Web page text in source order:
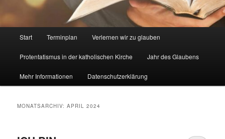
Start Terminplan Verlernen wir zu glauben
Protentatismus in der katholischen Kirche Jahr des Glaubens
Mehr Informationen Datenschutzerklärung
MONATSARCHIV:APRIL 2024